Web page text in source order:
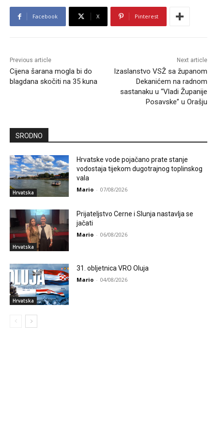
Facebook X Pinterest
Previous article
Cijena šarana mogla bi do
blagdana skočiti na 35 kuna
Next article
Izaslanstvo VSŽ sa županom
Dekanićem na radnom
sastanaku u “Vladi Županije
Posavske” u Orašju
SRODNO
Hrvatska
Hrvatske vode pojačano prate stanje
vodostaja tijekom dugotrajnog toplinskog
vala
Mario - 07/08/2026
Hrvatska
Prijateljstvo Cerne i Slunja nastavlja se
jačati
Mario - 06/08/2026
Hrvatska
31. obljetnica VRO Oluja
Mario - 04/08/2026